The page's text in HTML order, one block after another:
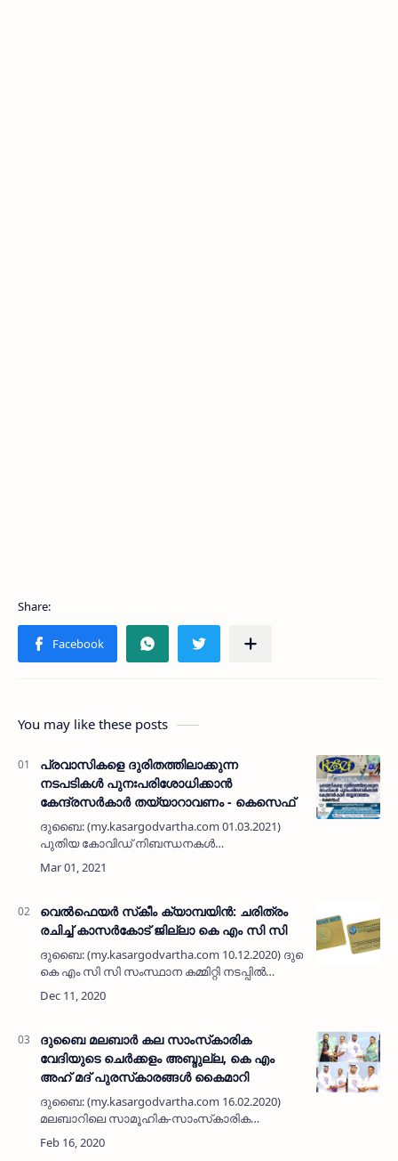
You may like these posts
പ്രവാസികളെ ദുരിതത്തിലാക്കുന്ന
നടപടികൾ പുനഃപരിശോധിക്കാൻ
കേന്ദ്രസർകാർ തയ്യാറാവണം - കെസെഫ്
ദുബൈ: (my.kasargodvartha.com 01.03.2021)
പുതിയ കോവിഡ് നിബന്ധനകൾ
നടപടിയാണെന്നും പ്രവാസികളെ
പുനഃപരിശോധിക്കാൻ സർകാർ തയ്യാറാവണ…
വെല്‍ഫെയര്‍ സ്‌കീം ക്യാമ്പയിന്‍: ചരിത്രം
രചിച്ച് കാസര്‍കോട് ജില്ലാ കെ എം സി സി
ദുബൈ: (my.kasargodvartha.com 10.12.2020) ദുബൈ
കെ എം സി സി സംസ്ഥാന കമ്മിറ്റി നടപ്പില്‍
സ്‌കീമിലേക്ക് പുതിയ അംഗങ്ങളെ ചേര്‍ക്ക…
ദുബൈ മലബാര്‍ കല സാംസ്‌കാരിക
വേദിയുടെ ചെര്‍ക്കളം അബ്ദുല്ല, കെ എം
അഹ് മദ് പുരസ്‌കാരങ്ങള്‍ കൈമാറി
ദുബൈ: (my.kasargodvartha.com 16.02.2020)
മലബാറിലെ സാമൂഹിക-സാംസ്‌കാരിക
രംഗങ്ങളില്‍ നവോത്ഥാനപരമായ സ്വാധീനം
ചെലുത്തിയ വ്യക്തിത്വങ്ങളാണ് മുന്‍ മന്ത്രി